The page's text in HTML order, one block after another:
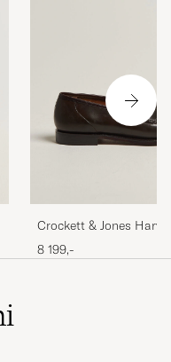
Crockett & Jones
Brown Shell Cordovan
8 199,-